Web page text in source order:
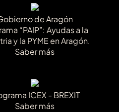
de Aragón
“PAIP”: Ayudas a la
y la PYME en Aragón.
Saber más
ICEX - BREXIT
Saber más